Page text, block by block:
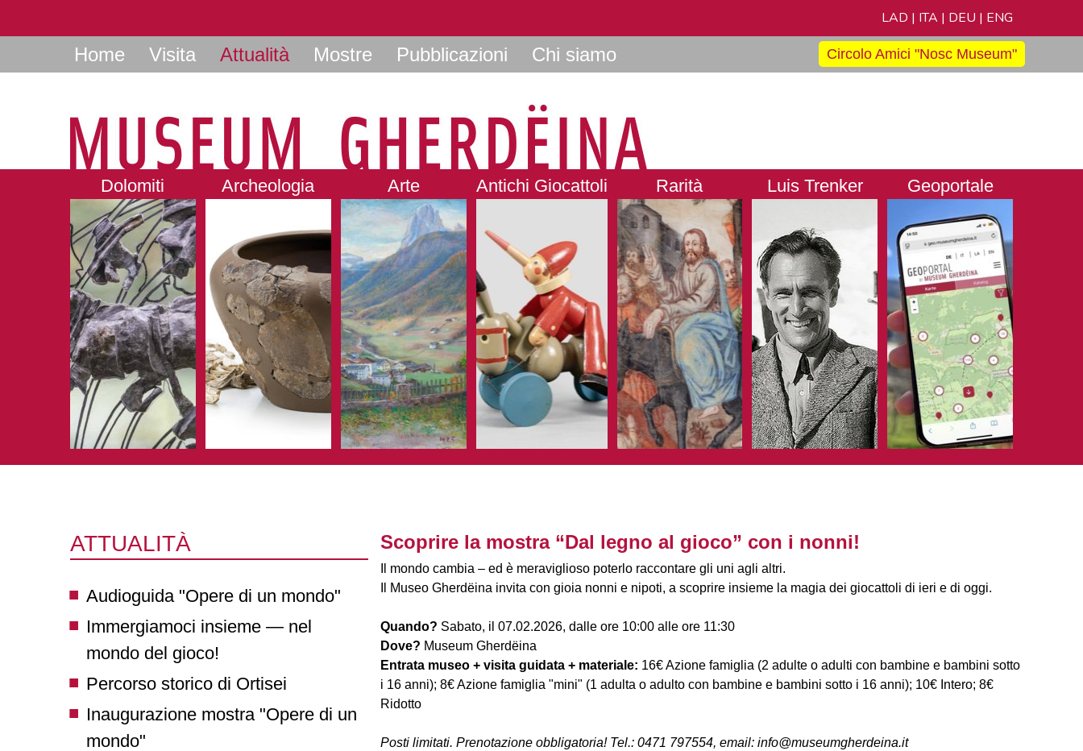
LAD | ITA | DEU | ENG
Home Visita Attualità Mostre Pubblicazioni Chi siamo Circolo Amici "Nosc Museum"
Dolomiti Archeologia Arte Antichi Giocattoli Rarità Luis Trenker Geoportale
ATTUALITÀ
Audioguida "Opere di un mondo"
Immergiamoci insieme — nel
mondo del gioco!
Percorso storico di Ortisei
Inaugurazione mostra "Opere di un
mondo"
Scoprire la mostra “Dal legno al gioco” con i nonni!
Il mondo cambia – ed è meraviglioso poterlo raccontare gli uni agli altri.
Il Museo Gherdëina invita con gioia nonni e nipoti, a scoprire insieme la magia dei giocattoli di ieri e di oggi.
Quando? Sabato, il 07.02.2026, dalle ore 10:00 alle ore 11:30
Dove? Museum Gherdëina
Entrata museo + visita guidata + materiale: 16€ Azione famiglia (2 adulte o adulti con bambine e bambini sotto
i 16 anni); 8€ Azione famiglia "mini" (1 adulta o adulto con bambine e bambini sotto i 16 anni); 10€ Intero; 8€
Ridotto
Posti limitati. Prenotazione obbligatoria! Tel.: 0471 797554, email: info@museumgherdeina.it